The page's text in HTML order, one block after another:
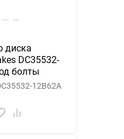
диска
DC35532-
болты
12B62A